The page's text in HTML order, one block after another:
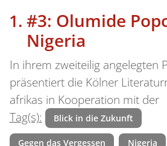
#3: Olumide
Nigeria
In ihrem zweiteilig angelegten
präsentiert die Kölner
afrikas in Kooperation mit der
Tag(s):
Blick in die Zukunft
Gegen das Vergessen Nigeria